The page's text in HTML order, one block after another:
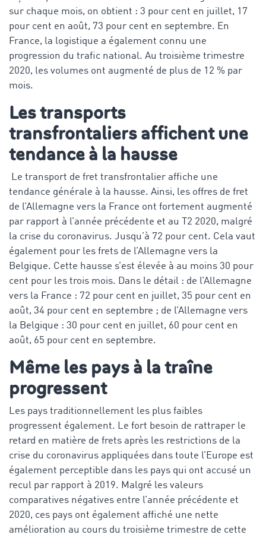
sur chaque mois, on obtient : 3 pour cent en juillet, 17
pour cent en août, 73 pour cent en septembre. En
France, la logistique a également connu une
progression du trafic national. Au troisième trimestre
2020, les volumes ont augmenté de plus de 12 % par
mois.
Les transports
transfrontaliers affichent une
tendance à la hausse
Le transport de fret transfrontalier affiche une
tendance générale à la hausse. Ainsi, les offres de fret
de l’Allemagne vers la France ont fortement augmenté
par rapport à l’année précédente et au T2 2020, malgré
la crise du coronavirus. Jusqu’à 72 pour cent. Cela vaut
également pour les frets de l’Allemagne vers la
Belgique. Cette hausse s’est élevée à au moins 30 pour
cent pour les trois mois. Dans le détail : de l’Allemagne
vers la France : 72 pour cent en juillet, 35 pour cent en
août, 34 pour cent en septembre ; de l’Allemagne vers
la Belgique : 30 pour cent en juillet, 60 pour cent en
août, 65 pour cent en septembre.
Même les pays à la traîne
progressent
Les pays traditionnellement les plus faibles
progressent également. Le fort besoin de rattraper le
retard en matière de frets après les restrictions de la
crise du coronavirus appliquées dans toute l’Europe est
également perceptible dans les pays qui ont accusé un
recul par rapport à 2019. Malgré les valeurs
comparatives négatives entre l’année précédente et
2020, ces pays ont également affiché une nette
amélioration au cours du troisième trimestre de cette